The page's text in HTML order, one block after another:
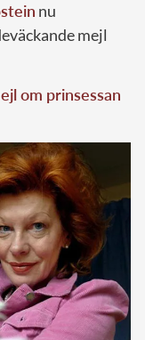
nu
mejl
om prinsessan